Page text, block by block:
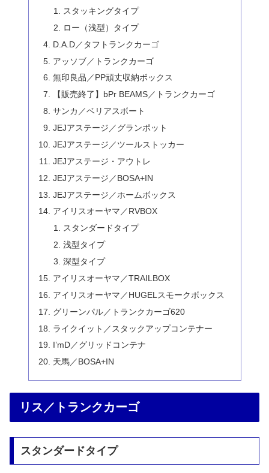
スタッキングタイプ
ロー（浅型）タイプ
D.A.D／タフトランクカーゴ
アッソブ／トランクカーゴ
無印良品／PP頑丈収納ボックス
【販売終了】bPr BEAMS／トランクカーゴ
サンカ／ベリアスボート
JEJアステージ／グランポット
JEJアステージ／ツールストッカー
JEJアステージ・アウトレ
JEJアステージ／BOSA+IN
JEJアステージ／ホームボックス
アイリスオーヤマ／RVBOX
スタンダードタイプ
浅型タイプ
深型タイプ
アイリスオーヤマ／TRAILBOX
アイリスオーヤマ／HUGELスモークボックス
グリーンパル／トランクカーゴ620
ライクイット／スタックアップコンテナー
I’mD／グリッドコンテナ
天馬／BOSA+IN
リス／トランクカーゴ
スタンダードタイプ